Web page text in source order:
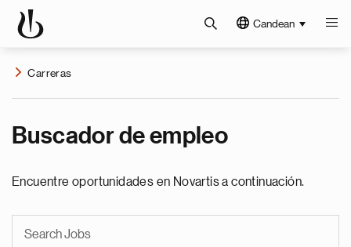
Candean
Carreras
Buscador de empleo
Encuentre oportunidades en Novartis a continuación.